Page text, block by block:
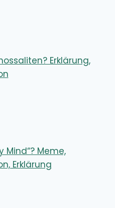
Erklärung,
Mind“? Meme,
Erklärung